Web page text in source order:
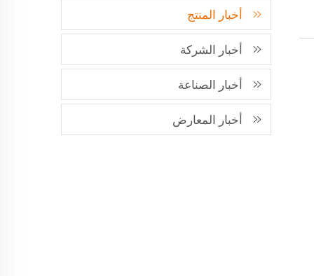
أخبار المنتج
أخبار الشركة
أخبار الصناعة
أخبار المعارض